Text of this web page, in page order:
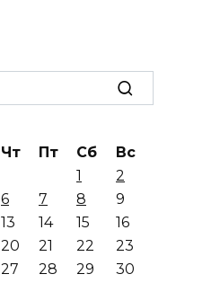
Чт Пт Сб
Вс
1
2
6 7 8
9
13 14 15
16
20 21 22
23
27 28 29
30